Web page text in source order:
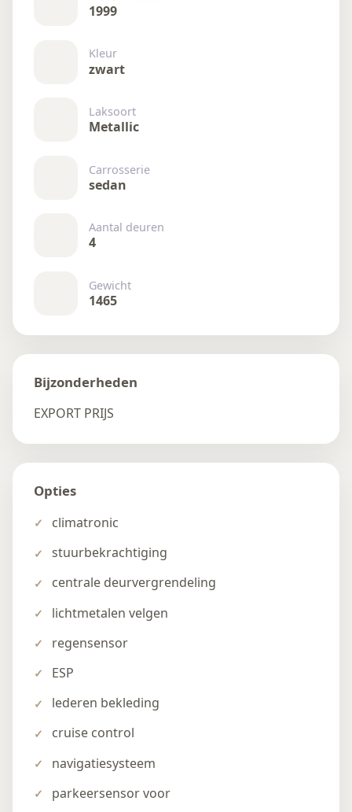
1999
Kleur
zwart
Laksoort
Metallic
Carrosserie
sedan
Aantal deuren
4
Gewicht
1465
Bijzonderheden
EXPORT PRIJS
Opties
climatronic
stuurbekrachtiging
centrale deurvergrendeling
lichtmetalen velgen
regensensor
ESP
lederen bekleding
cruise control
navigatiesysteem
parkeersensor voor